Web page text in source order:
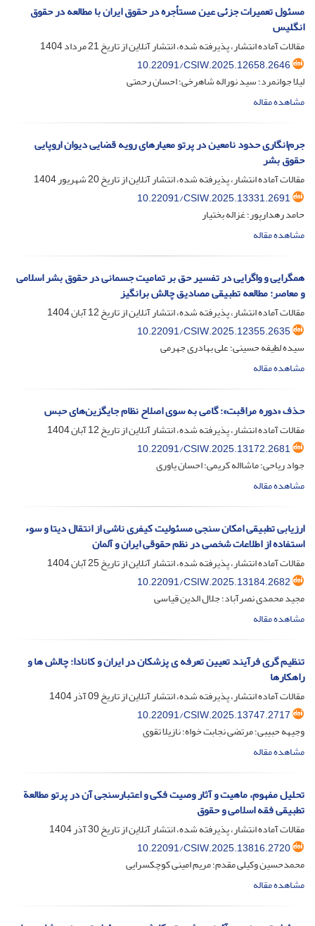
مسئول تعمیرات جزئی عین مستأجره در حقوق ایران با مطالعه در حقوق
انگلیس
مقالات آماده انتشار، پذیرفته شده، انتشار آنلاین از تاریخ21 مرداد 1404
10.22091/CSIW.2025.12658.2646
لیلا جوانمرد؛ سید نوراله شاهرخی؛ احسان رحمتی
مشاهده مقاله
جرم‌انگاری حدود نامعین در پرتو معیارهای رویه قضایی دیوان اروپایی
حقوق بشر
مقالات آماده انتشار، پذیرفته شده، انتشار آنلاین از تاریخ20 شهریور 1404
10.22091/CSIW.2025.13331.2691
حامد رهدارپور؛ غزاله بختیار
مشاهده مقاله
همگرایی و واگرایی در تفسیر حق بر تمامیت جسمانی در حقوق بشر اسلامی
و معاصر: مطالعه تطبیقی مصادیق چالش برانگیز
مقالات آماده انتشار، پذیرفته شده، انتشار آنلاین از تاریخ12 آبان 1404
10.22091/CSIW.2025.12355.2635
سیده لطیفه حسینی؛ علی بهادری جهرمی
مشاهده مقاله
حذف «دوره مراقبت»: گامی به سوی اصلاح نظام جایگزین‌های حبس
مقالات آماده انتشار، پذیرفته شده، انتشار آنلاین از تاریخ12 آبان 1404
10.22091/CSIW.2025.13172.2681
جواد ریاحی؛ ماشااله کریمی؛ احسان یاوری
مشاهده مقاله
ارزیابی تطبیقی امکان سنجی مسئولیت کیفری ناشی از انتقال دیتا و سوء
استفاده از اطلاعات شخصی در نظم حقوقی ایران و آلمان
مقالات آماده انتشار، پذیرفته شده، انتشار آنلاین از تاریخ25 آبان 1404
10.22091/CSIW.2025.13184.2682
مجید محمدی نصرآباد؛ جلال الدین قیاسی
مشاهده مقاله
تنظیم گری فرآیند تعیین تعرفه ی پزشکان در ایران و کانادا: چالش ها و
راهکارها
مقالات آماده انتشار، پذیرفته شده، انتشار آنلاین از تاریخ09 آذر 1404
10.22091/CSIW.2025.13747.2717
وجیهه حبیبی؛ مرتضی نجابت خواه؛ نازیلا تقوی
مشاهده مقاله
تحلیل مفهوم، ماهیت و آثار وصیت فکی و اعتبار‌سنجی آن در پرتو مطالعة
تطبیقی فقه اسلامی و حقوق
مقالات آماده انتشار، پذیرفته شده، انتشار آنلاین از تاریخ30 آذر 1404
10.22091/CSIW.2025.13816.2720
محمدحسین وکیلی مقدم؛ مریم امینی کوچکسرایی
مشاهده مقاله